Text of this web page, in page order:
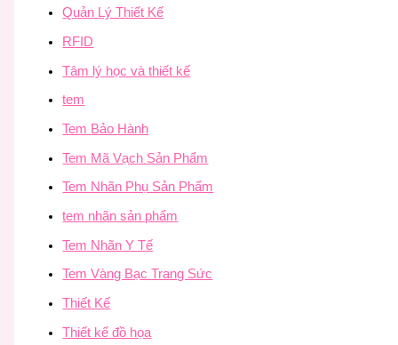
Quản Lý Thiết Kế
RFID
Tâm lý học và thiết kế
tem
Tem Bảo Hành
Tem Mã Vạch Sản Phẩm
Tem Nhãn Phụ Sản Phẩm
tem nhãn sản phẩm
Tem Nhãn Y Tế
Tem Vàng Bạc Trang Sức
Thiết Kế
Thiết kế đồ họa